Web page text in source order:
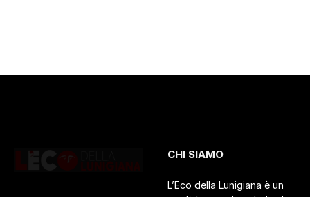
CHI SIAMO
L’Eco della Lunigiana è un